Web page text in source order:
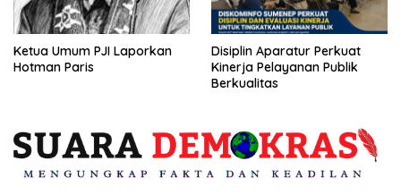
Ketua Umum PJI Laporkan
Hotman Paris
Disiplin Aparatur Perkuat
Kinerja Pelayanan Publik
Berkualitas